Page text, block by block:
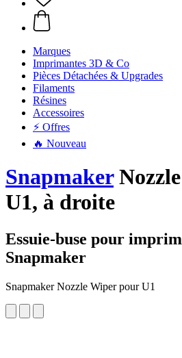
Marques
Imprimantes 3D & Co
Pièces Détachées & Upgrades
Filaments
Résines
Accessoires
⚡ Offres
🔥 Nouveau
Snapmaker
U1, à droite
Essuie-buse pour
Snapmaker
Snapmaker Nozzle Wiper pour U1